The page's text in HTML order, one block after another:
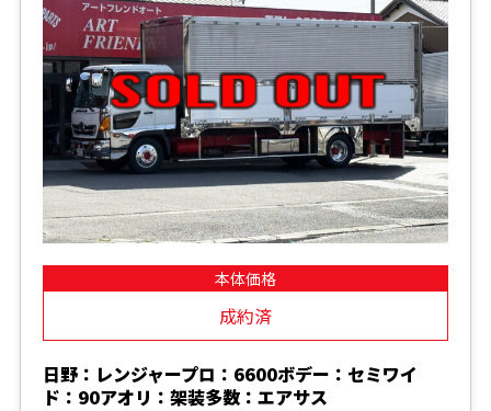
本体価格
成約済
日野：レンジャープロ：6600ボデー：セミワイ
ド：90アオリ：架装多数：エアサス